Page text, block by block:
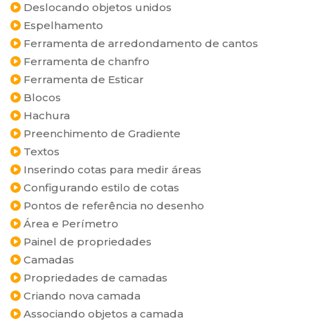
Deslocando objetos unidos
Espelhamento
Ferramenta de arredondamento de cantos
Ferramenta de chanfro
Ferramenta de Esticar
Blocos
Hachura
Preenchimento de Gradiente
Textos
Inserindo cotas para medir áreas
Configurando estilo de cotas
Pontos de referência no desenho
Área e Perímetro
Painel de propriedades
Camadas
Propriedades de camadas
Criando nova camada
Associando objetos a camada